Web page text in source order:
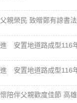
親榮民 致贈鄭有諒書
安置地道路成型116
安置地道路成型116
陪伴父親歡度佳節 高